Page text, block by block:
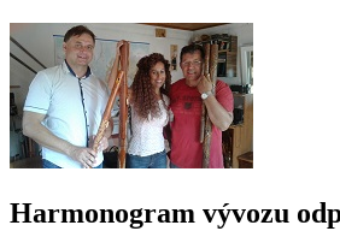
Harmonogram vývozu